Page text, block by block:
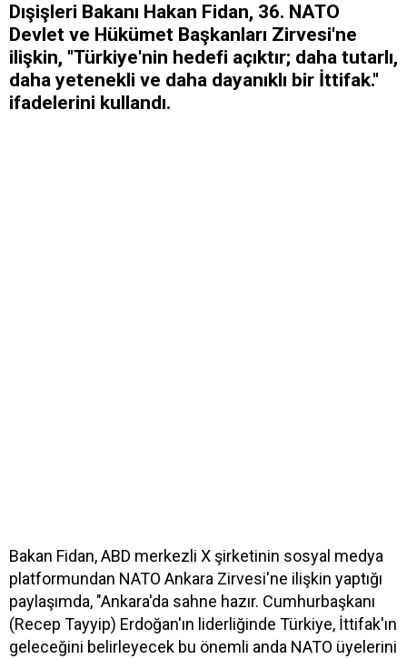
Dışişleri Bakanı Hakan Fidan, 36.⁠ ⁠NATO
Devlet ve Hükümet Başkanları Zirvesi'ne
ilişkin, "Türkiye'nin hedefi açıktır; daha tutarlı,
daha yetenekli ve daha dayanıklı bir İttifak."
ifadelerini kullandı.
Bakan Fidan, ABD merkezli X şirketinin sosyal medya
platformundan NATO Ankara Zirvesi'ne ilişkin yaptığı
paylaşımda, "Ankara'da sahne hazır. Cumhurbaşkanı
(Recep Tayyip) Erdoğan'ın liderliğinde Türkiye, İttifak'ın
geleceğini belirleyecek bu önemli anda NATO üyelerini